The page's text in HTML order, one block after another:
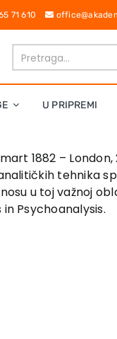
65 71 610
U PRIPREMI
1882 –
tehnika
u toj važnoj
Psychoanalysis.